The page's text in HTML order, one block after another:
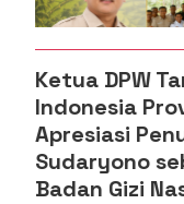
Ketua DPW
Indonesia
Apresiasi
Sudaryono
Badan Gizi